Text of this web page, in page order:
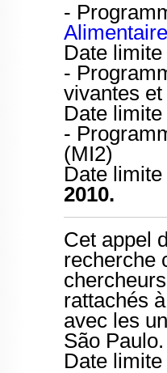
-
Date
-
vivantes
Date
-
(MI2)
Date
2010.
Cet appel
recherche
rattachés
avec les
São Paulo.
Date